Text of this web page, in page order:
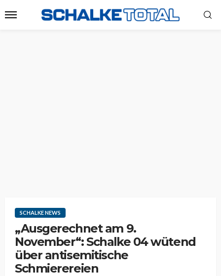
SCHALKE NEWS
„Ausgerechnet am 9.
November“: Schalke 04 wütend
über antisemitische
Schmierereien